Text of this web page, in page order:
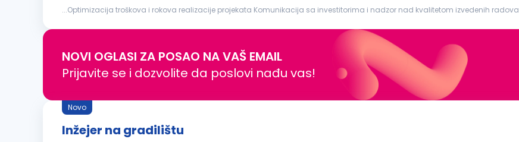
...Optimizacija troškova i rokova realizacije projekata Komunikacija sa investitorima i nadzor nad kvalitetom izvedenih radova Kvalifikacije: Diploma
NOVI OGLASI ZA POSAO NA VAŠ EMAIL
Prijavite se i dozvolite da poslovi nađu vas!
Novo
Inžejer na gradilištu